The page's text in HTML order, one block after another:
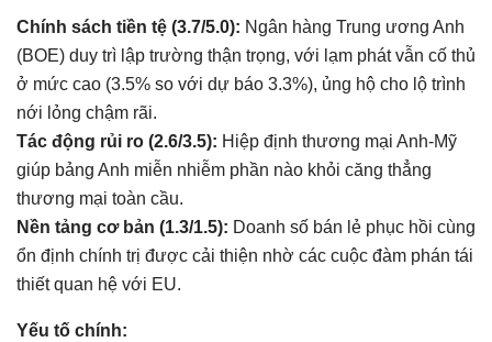
Chính sách tiền tệ (3.7/5.0): Ngân hàng Trung ương Anh
(BOE) duy trì lập trường thận trọng, với lạm phát vẫn cố thủ
ở mức cao (3.5% so với dự báo 3.3%), ủng hộ cho lộ trình
nới lỏng chậm rãi.
Tác động rủi ro (2.6/3.5): Hiệp định thương mại Anh-Mỹ
giúp bảng Anh miễn nhiễm phần nào khỏi căng thẳng
thương mại toàn cầu.
Nền tảng cơ bản (1.3/1.5): Doanh số bán lẻ phục hồi cùng
ổn định chính trị được cải thiện nhờ các cuộc đàm phán tái
thiết quan hệ với EU.
Yếu tố chính: